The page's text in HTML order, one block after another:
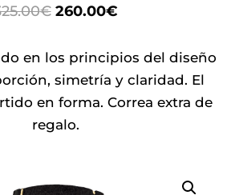
€ EL
ORIGINAL
ERA:
325.00€.
260.00€EL
ACTUAL
ES:
260.00€.
en los principios del diseño
simetría y claridad. El
en forma. Correa extra de
regalo.